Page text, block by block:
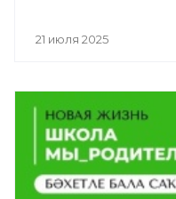
21 июля 2025